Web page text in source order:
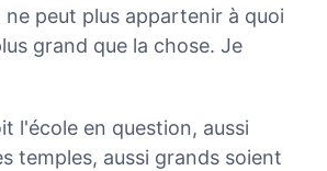
peut plus appartenir à quoi
grand que la chose. Je
l'école en question, aussi
temples, aussi grands soient